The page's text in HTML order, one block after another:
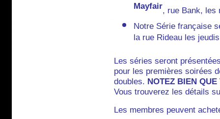
Mayfair, rue Bank, les
Notre Série française
la rue Rideau les
Les séries seront
pour les premières soirées
doubles. NOTEZ BIEN
Vous trouverez les détails
Les membres peuvent